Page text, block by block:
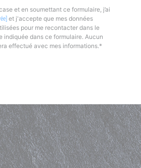
et en soumettant ce formulaire, j’ai
et j'accepte que mes données
pour me recontacter dans le
indiquée dans ce formulaire. Aucun
effectué avec mes informations.*